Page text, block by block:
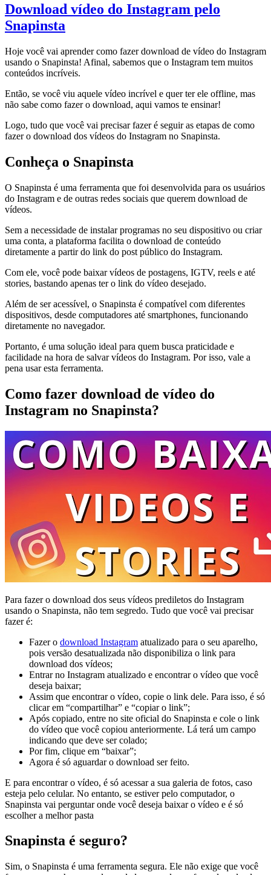
Download vídeo do Instagram pelo
Snapinsta
Hoje você vai aprender como fazer download de vídeo do Instagram
usando o Snapinsta! Afinal, sabemos que o Instagram tem muitos
conteúdos incríveis.
Então, se você viu aquele vídeo incrível e quer ter ele offline, mas
não sabe como fazer o download, aqui vamos te ensinar!
Logo, tudo que você vai precisar fazer é seguir as etapas de como
fazer o download dos vídeos do Instagram no Snapinsta.
Conheça o Snapinsta
O Snapinsta é uma ferramenta que foi desenvolvida para os usuários
do Instagram e de outras redes sociais que querem download de
vídeos.
Sem a necessidade de instalar programas no seu dispositivo ou criar
uma conta, a plataforma facilita o download de conteúdo
diretamente a partir do link do post público do Instagram.
Com ele, você pode baixar vídeos de postagens, IGTV, reels e até
stories, bastando apenas ter o link do vídeo desejado.
Além de ser acessível, o Snapinsta é compatível com diferentes
dispositivos, desde computadores até smartphones, funcionando
diretamente no navegador.
Portanto, é uma solução ideal para quem busca praticidade e
facilidade na hora de salvar vídeos do Instagram. Por isso, vale a
pena usar esta ferramenta.
Como fazer download de vídeo do
Instagram no Snapinsta?
Para fazer o download dos seus vídeos prediletos do Instagram
usando o Snapinsta, não tem segredo. Tudo que você vai precisar
fazer é:
Fazer o download Instagram atualizado para o seu aparelho,
pois versão desatualizada não disponibiliza o link para
download dos vídeos;
Entrar no Instagram atualizado e encontrar o vídeo que você
deseja baixar;
Assim que encontrar o vídeo, copie o link dele. Para isso, é só
clicar em “compartilhar” e “copiar o link”;
Após copiado, entre no site oficial do Snapinsta e cole o link
do vídeo que você copiou anteriormente. Lá terá um campo
indicando que deve ser colado;
Por fim, clique em “baixar”;
Agora é só aguardar o download ser feito.
E para encontrar o vídeo, é só acessar a sua galeria de fotos, caso
esteja pelo celular. No entanto, se estiver pelo computador, o
Snapinsta vai perguntar onde você deseja baixar o vídeo e é só
escolher a melhor pasta
Snapinsta é seguro?
Sim, o Snapinsta é uma ferramenta segura. Ele não exige que você